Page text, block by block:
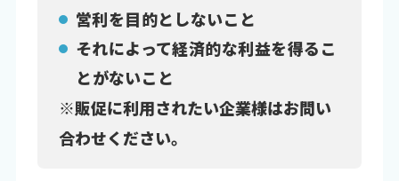
営利を目的としないこと
それによって経済的な利益を得るこ
とがないこと
※販促に利用されたい企業様はお問い
合わせください。